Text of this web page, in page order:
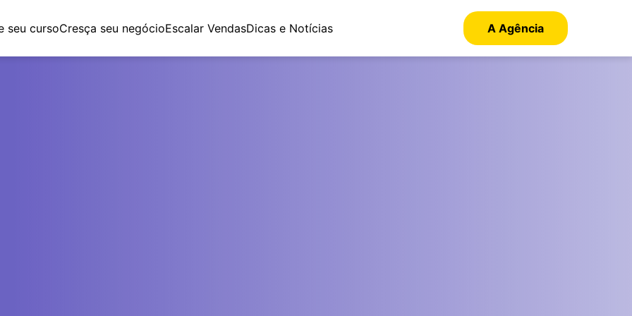
seu cursoCresça seu negócioEscalar VendasDicas e Notícias A Agência